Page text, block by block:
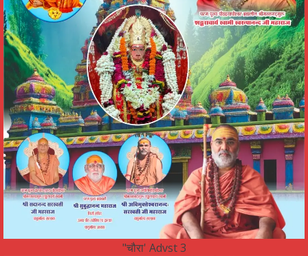
"चौरा' Advst 3